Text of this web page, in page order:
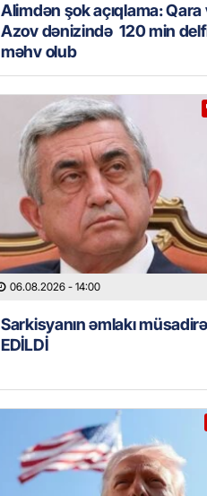
Alimdən şok açıqlama: Qara
Azov dənizində 120 min
məhv olub
06.08.2026 - 14:00
Sarkisyanın əmlakı müsadirə
EDİLDİ